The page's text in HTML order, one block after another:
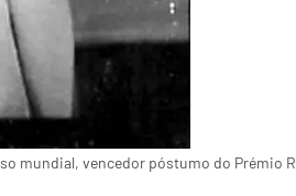
mundial, vencedor póstumo do Prémio